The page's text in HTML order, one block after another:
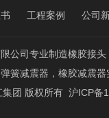
工程案例 公司
公司专业制造橡胶接
簧减震器，橡胶减震器
集团 版权所有 沪ICP备